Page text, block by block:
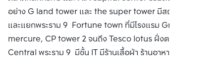
อย่าง G land tower และ the super tower มีสถานฑูตจีน
และแยกพระราม 9 Fortune town ที่มีโรงแรม Grand
mercure, CP tower 2 จนถึง Tesco lotus ฝั่งตรงข้าม
Central พระราม 9 มีชั้น IT มีร้านเสื้อผ้า ร้านอาหารมากมาย